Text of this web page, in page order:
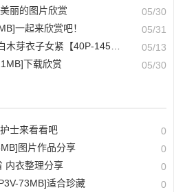
丽的图片欣赏
05/30
一起来欣赏吧！
05/31
女紧【40P-145MB】微博照片
05/13
下载欣赏 05/30
士来看看吧 0
图片作品分享 0
内衣整理分享 0
73MB]适合珍藏 0